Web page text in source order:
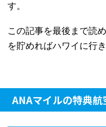
す。
この記事を最後まで読
を貯めればハワイに行
ANAマイルの特典